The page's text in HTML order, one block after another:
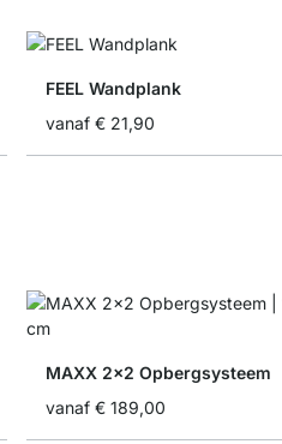
FEEL Wandplank
vanaf € 21,90
MAXX 2x2 Opbergsysteem
vanaf € 189,00